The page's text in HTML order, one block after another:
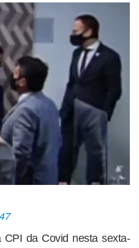
da Covid nesta sexta-